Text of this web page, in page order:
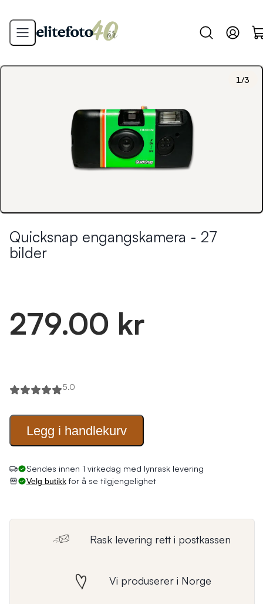
1 /3
Quicksnap engangskamera - 27
bilder
279.00 kr
5.0
Legg i handlekurv
Sendes innen 1 virkedag med lynrask levering
Velg butikkfor å se tilgjengelighet
Rask levering rett i postkassen
Vi produserer i Norge